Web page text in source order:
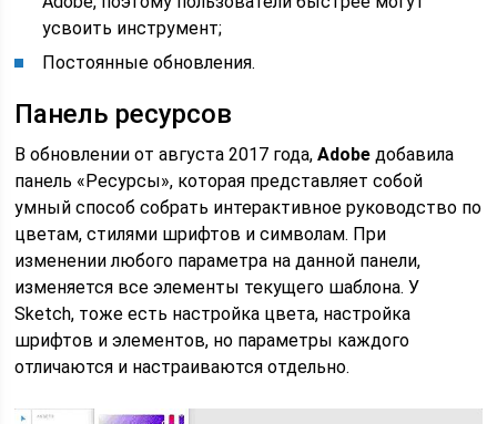
усвоить инструмент;
Постоянные обновления.
Панель ресурсов
В обновлении от августа 2017 года,Adobeдобавила
панель «Ресурсы», которая представляет собой
умный способ собрать интерактивное руководство по
цветам, стилями шрифтов и символам. При
изменении любого параметра на данной панели,
изменяется все элементы текущего шаблона. У
Sketch, тоже есть настройка цвета, настройка
шрифтов и элементов, но параметры каждого
отличаются и настраиваются отдельно.